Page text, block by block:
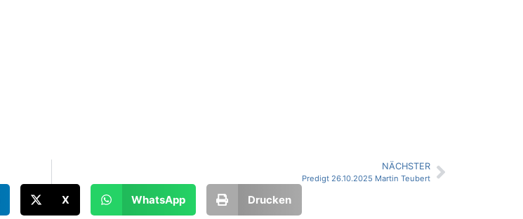
NÄCHSTER
Predigt 26.10.2025 Martin Teubert
X WhatsApp Drucken